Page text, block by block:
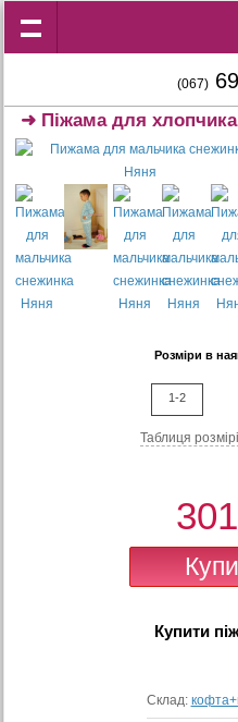
(067)
➜ Піжама для
Розміри в
1-2
Таблиця
301
Купити
Склад: